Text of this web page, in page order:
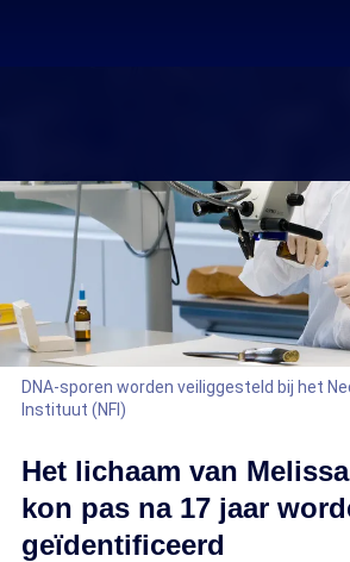
DNA-sporen worden veiliggesteld bij het
Instituut (NFI)
Het lichaam van
kon pas na 17 jaar
geïdentificeerd